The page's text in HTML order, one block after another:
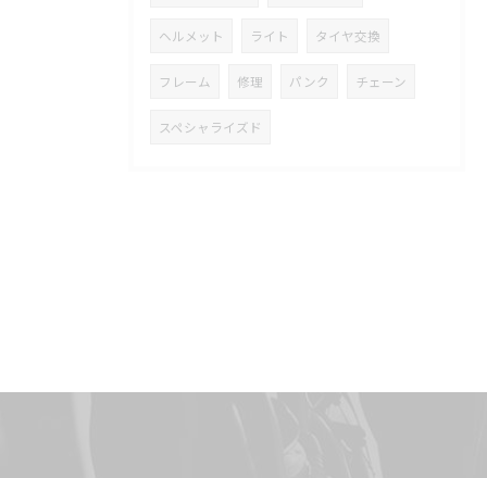
ヘルメット ライト タイヤ交換
フレーム 修理 パンク チェーン
スペシャライズド